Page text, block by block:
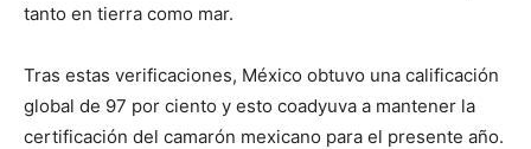
tanto en tierra como mar.
Tras estas verificaciones, México obtuvo una calificación
global de 97 por ciento y esto coadyuva a mantener la
certificación del camarón mexicano para el presente año.